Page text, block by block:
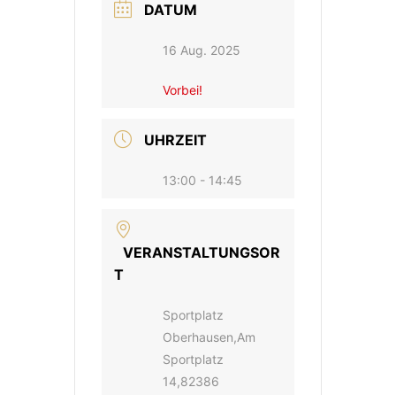
DATUM
16 Aug. 2025
Vorbei!
UHRZEIT
13:00 - 14:45
VERANSTALTUNGSOR
T
Sportplatz
Oberhausen,Am
Sportplatz
14,82386